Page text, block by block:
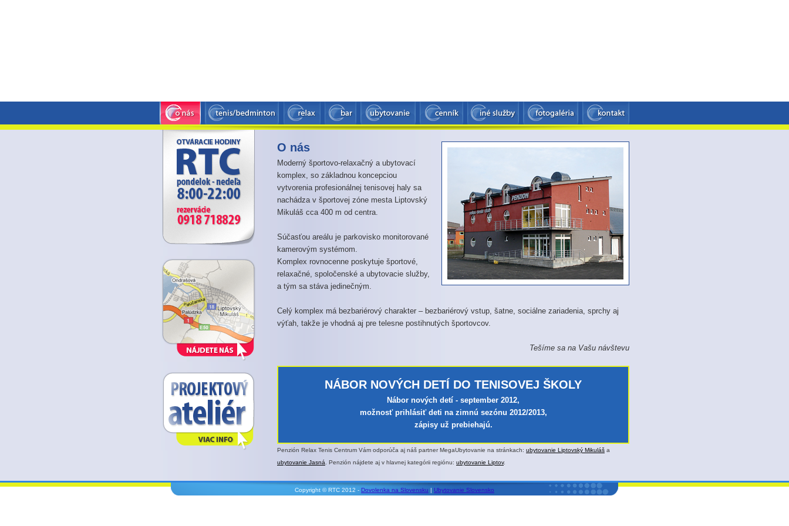
O nás
Moderný športovo-relaxačný a ubytovací
komplex, so základnou koncepciou
vytvorenia profesionálnej tenisovej haly sa
nachádza v športovej zóne mesta Liptovský
Mikuláš cca 400 m od centra.
Súčasťou areálu je parkovisko monitorované
kamerovým systémom.
Komplex rovnocenne poskytuje športové,
relaxačné, spoločenské a ubytovacie služby,
a tým sa stáva jedinečným.
Celý komplex má bezbariérový charakter – bezbariérový vstup, šatne, sociálne zariadenia, sprchy aj
výťah, takže je vhodná aj pre telesne postihnutých športovcov.
Tešíme sa na Vašu návštevu
NÁBOR NOVÝCH DETÍ DO TENISOVEJ ŠKOLY
Nábor nových detí - september 2012,
možnosť prihlásiť deti na zimnú sezónu 2012/2013,
zápisy už prebiehajú.
Penzión Relax Tenis Centrum Vám odporúča aj náš partner MegaUbytovanie na stránkach: ubytovanie Liptovský Mikuláš a
ubytovanie Jasná . Penzión nájdete aj v hlavnej kategórii regiónu: ubytovanie Liptov.
Copyright © RTC 2012 - Dovolenka na Slovensku | Ubytovanie Slovensko